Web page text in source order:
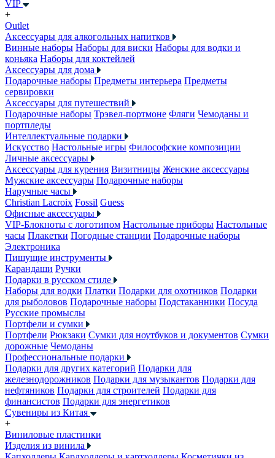
VIP
+
Outlet
Аксессуары для алкогольных напитков
Винные наборы Наборы для виски Наборы для водки и
коньяка Наборы для коктейлей
Аксессуары для дома
Подарочные наборы Предметы интерьера Предметы
сервировки
Аксессуары для путешествий
Подарочные наборы Трэвел-портмоне Фляги Чемоданы и
портпледы
Интеллектуальные подарки
Искусство Настольные игры Философские композиции
Личные аксессуары
Аксессуары для курения Визитницы Женские аксессуары
Мужские аксессуары Подарочные наборы
Наручные часы
Christian Lacroix Fossil Guess
Офисные аксессуары
VIP-Блокноты с логотипом Настольные приборы Настольные
часы Плакетки Погодные станции Подарочные наборы
Электроника
Пишущие инструменты
Карандаши Ручки
Подарки в русском стиле
Наборы для водки Платки Подарки для охотников Подарки
для рыболовов Подарочные наборы Подстаканники Посуда
Русские промыслы
Портфели и сумки
Портфели Рюкзаки Сумки для ноутбуков и документов Сумки
дорожные Чемоданы
Профессиональные подарки
Подарки для других категорий Подарки для
железнодорожников Подарки для музыкантов Подарки для
нефтяников Подарки для строителей Подарки для
финансистов Подарки для энергетиков
Сувениры из Китая
+
Виниловые пластинки
Изделия из винила